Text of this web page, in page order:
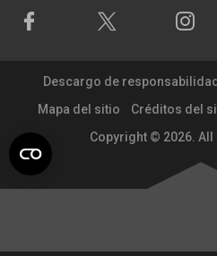
Descargo de responsabilidad
Mapa del sitio
Créditos del
Copyright © 2026. All